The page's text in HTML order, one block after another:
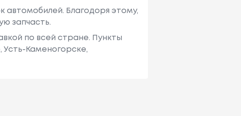
Благодоря этому,
запчасть.
по всей стране. Пункты
Усть-Каменогорске,